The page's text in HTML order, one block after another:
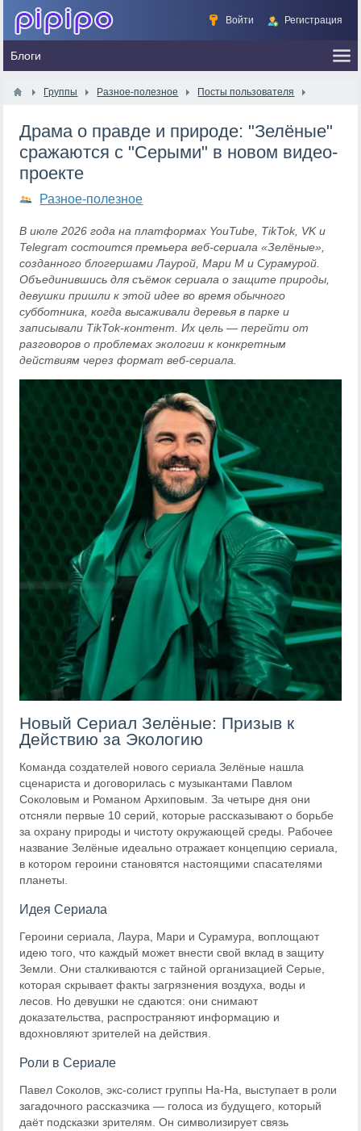
Войти Регистрация
Группы Разное-полезное Посты пользователя
Драма о правде и природе: "Зелёные"
сражаются с "Серыми" в новом видео-
проекте
Разное-полезное
В июле 2026 года на платформах YouTube, TikTok, VK и
Telegram состоится премьера веб-сериала «Зелёные»,
созданного блогершами Лаурой, Мари М и Сурамурой.
Объединившись для съёмок сериала о защите природы,
девушки пришли к этой идее во время обычного
субботника, когда высаживали деревья в парке и
записывали TikTok-контент. Их цель — перейти от
разговоров о проблемах экологии к конкретным
действиям через формат веб-сериала.
Новый Сериал Зелёные: Призыв к
Действию за Экологию
Команда создателей нового сериала Зелёные нашла
сценариста и договорилась с музыкантами Павлом
Соколовым и Романом Архиповым. За четыре дня они
отсняли первые 10 серий, которые рассказывают о борьбе
за охрану природы и чистоту окружающей среды. Рабочее
название Зелёные идеально отражает концепцию сериала,
в котором героини становятся настоящими спасателями
планеты.
Идея Сериала
Героини сериала, Лаура, Мари и Сурамура, воплощают
идею того, что каждый может внести свой вклад в защиту
Земли. Они сталкиваются с тайной организацией Серые,
которая скрывает факты загрязнения воздуха, воды и
лесов. Но девушки не сдаются: они снимают
доказательства, распространяют информацию и
вдохновляют зрителей на действия.
Роли в Сериале
Павел Соколов, экс-солист группы На-На, выступает в роли
загадочного рассказчика — голоса из будущего, который
даёт подсказки зрителям. Он символизирует связь